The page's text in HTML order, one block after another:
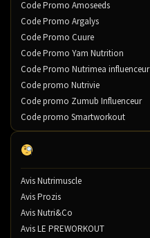
Code Promo Amoseeds
Code Promo Argalys
Code Promo Cuure
Code Promo Yam Nutrition
Code Promo Nutrimea influenceur
Code promo Nutrivie
Code promo Zumub Influenceur
Code promo Smartworkout
Avis Nutrimuscle
Avis Prozis
Avis Nutri&Co
Avis LE PREWORKOUT